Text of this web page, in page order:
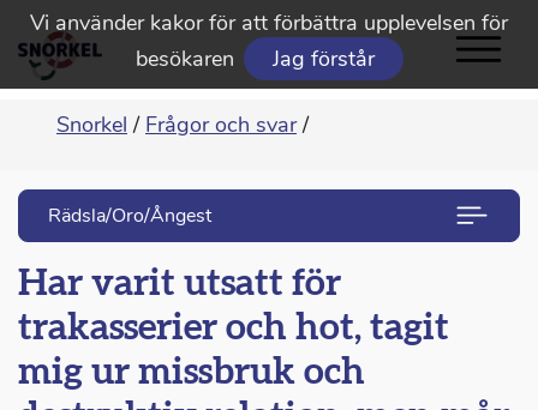
Vi använder kakor för att förbättra upplevelsen för
besökaren
Jag förstår
Snorkel / Frågor och svar /
Rädsla/Oro/Ångest
Har varit utsatt för
trakasserier och hot, tagit
mig ur missbruk och